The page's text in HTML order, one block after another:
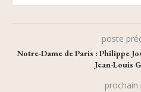
poste
Notre-Dame de Paris : Philippe
Jean-Louis
prochain